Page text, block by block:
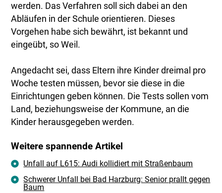
werden. Das Verfahren soll sich dabei an den
Abläufen in der Schule orientieren. Dieses
Vorgehen habe sich bewährt, ist bekannt und
eingeübt, so Weil.
Angedacht sei, dass Eltern ihre Kinder dreimal pro
Woche testen müssen, bevor sie diese in die
Einrichtungen geben können. Die Tests sollen vom
Land, beziehungsweise der Kommune, an die
Kinder herausgegeben werden.
Weitere spannende Artikel
Unfall auf L615: Audi kollidiert mit Straßenbaum
Schwerer Unfall bei Bad Harzburg: Senior prallt gegen
Baum